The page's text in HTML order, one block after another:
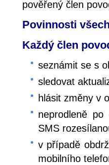
pověřený člen
Povinnosti
Každý člen
seznámit se s
sledovat
hlásit změny v
neprodleně
SMS
v případě
mobilního